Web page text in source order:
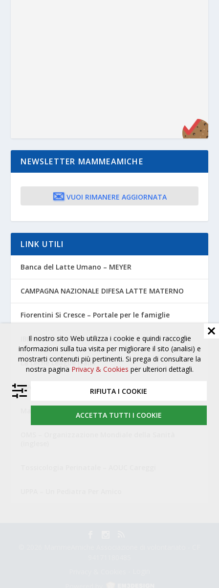
NEWSLETTER MAMMEAMICHE
✉️ VUOI RIMANERE AGGIORNATA
LINK UTILI
Banca del Latte Umano – MEYER
CAMPAGNA NAZIONALE DIFESA LATTE MATERNO
Fiorentini Si Cresce – Portale per le famiglie
IBFAN Italia
La Leche League Italia
MAMI- Movimento Allattamento Materno Italiano
Mamme Amiche di Campi Bisenzio
Il nostro sito Web utilizza i cookie e quindi raccoglie
informazioni sulla tua visita per migliorare il sito (analisi) e
mostrarti contenuti più pertinenti. Si prega di consultare la
nostra pagina Privacy & Cookies per ulteriori dettagli.
RIFIUTA I COOKIE
ACCETTA TUTTI I COOKIE